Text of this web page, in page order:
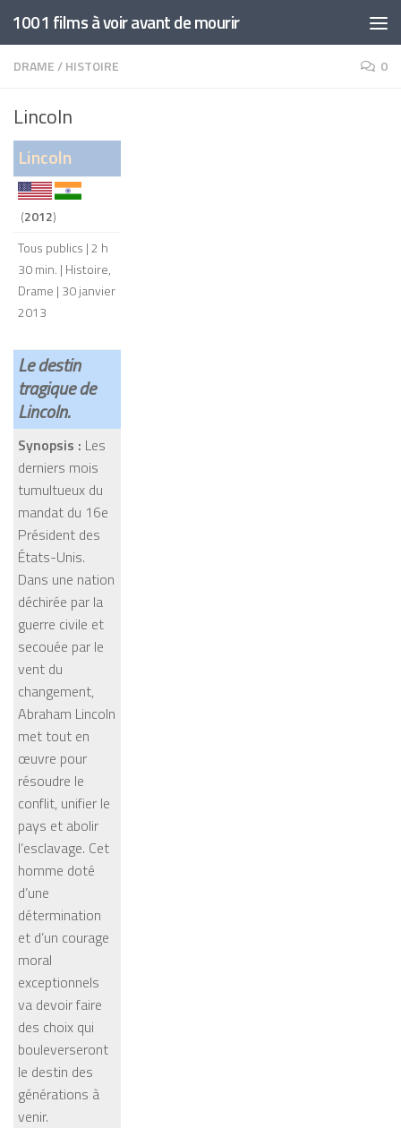
Skip to content
1001 films à voir avant de mourir
DRAME/HISTOIRE 0
Lincoln
Lincoln
(2012)
Tous publics | 2 h
30 min. | Histoire,
Drame | 30 janvier
2013
Le destin
tragique de
Lincoln.
Synopsis : Les
derniers mois
tumultueux du
mandat du 16e
Président des
États-Unis.
Dans une nation
déchirée par la
guerre civile et
secouée par le
vent du
changement,
Abraham Lincoln
met tout en
œuvre pour
résoudre le
conflit, unifier le
pays et abolir
l’esclavage. Cet
homme doté
d’une
détermination
et d’un courage
moral
exceptionnels
va devoir faire
des choix qui
bouleverseront
le destin des
générations à
venir.